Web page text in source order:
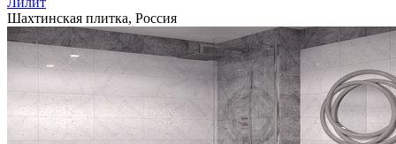
Шахтинская плитка, Россия